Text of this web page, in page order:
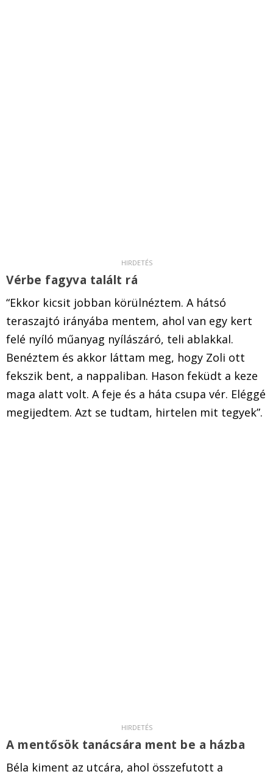
Vérbe fagyva talált rá
“Ekkor kicsit jobban körülnéztem. A hátsó
teraszajtó irányába mentem, ahol van egy kert
felé nyíló műanyag nyílászáró, teli ablakkal.
Benéztem és akkor láttam meg, hogy Zoli ott
fekszik bent, a nappaliban. Hason feküdt a keze
maga alatt volt. A feje és a háta csupa vér. Eléggé
megijedtem. Azt se tudtam, hirtelen mit tegyek”.
A mentősök tanácsára ment be a házba
Béla kiment az utcára, ahol összefutott a